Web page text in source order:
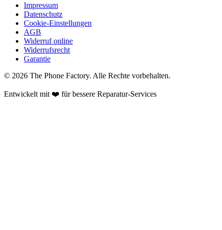
Impressum
Datenschutz
Cookie-Einstellungen
AGB
Widerruf online
Widerrufsrecht
Garantie
© 2026 The Phone Factory. Alle Rechte vorbehalten.
Entwickelt mit ❤️ für bessere Reparatur-Services